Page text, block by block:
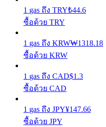
Launchpool
การเซ้งแบบยืดหยุ่นเพื่อ
1 gas ถึง TRY₺44.6
ซื้อด้วย TRY
1 gas ถึง KRW₩1318.18
ซื้อด้วย KRW
1 gas ถึง CAD$1.3
ซื้อด้วย CAD
1 gas ถึง JPY¥147.66
ซื้อด้วย JPY